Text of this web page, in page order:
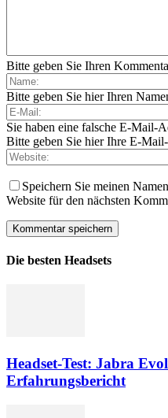
Bitte geben Sie Ihren
Bitte geben Sie hier Ihren
Sie haben eine falsche E-Mail-
Bitte geben Sie hier Ihre E-
Speichern Sie meinen
Website für den nächsten
Die besten Headsets
Headset-Test: Jabra
Erfahrungsbericht